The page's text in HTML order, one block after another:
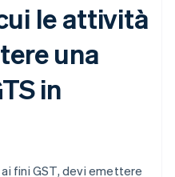
le attività
una
in
fini GST, devi emettere